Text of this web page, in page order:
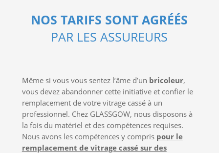
NOS TARIFS SONT AGRÉÉS
PAR LES ASSUREURS
Même si vous vous sentez l’âme d’un bricoleur,
vous devez abandonner cette initiative et confier le
remplacement de votre vitrage cassé à un
professionnel. Chez GLASSGOW, nous disposons à
la fois du matériel et des compétences requises.
Nous avons les compétences y compris pour le
remplacement de vitrage cassé sur des